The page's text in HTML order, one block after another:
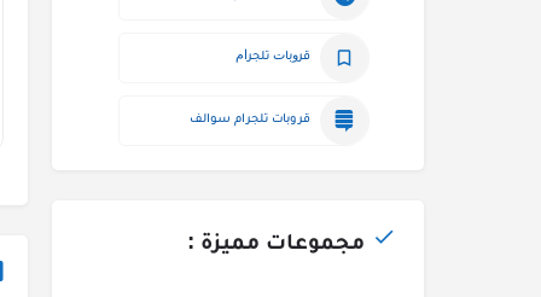
ﻗﺮﻭﺑﺎﺕ ﺗﻠﺠﺮﺍﻡ
قروبات تلجرام سوالف
مجموعات مميزة :